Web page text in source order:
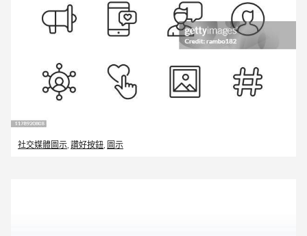
社交媒體圖示, 讚好按鈕, 圖示